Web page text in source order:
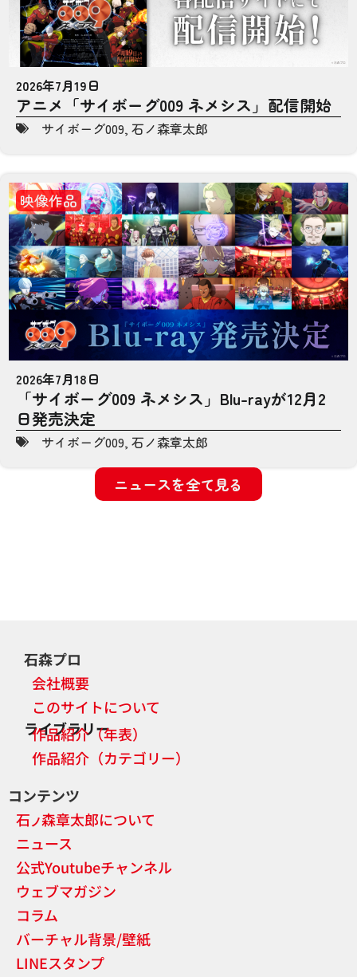
2026年7月19日
アニメ「サイボーグ009 ネメシス」配信開始
サイボーグ009, 石ノ森章太郎
映像作品
2026年7月18日
「サイボーグ009 ネメシス」Blu-rayが12月2
日発売決定
サイボーグ009, 石ノ森章太郎
ニュースを全て見る
石森プロ
会社概要
このサイトについて
ライブラリー
作品紹介（年表）
作品紹介（カテゴリー）
コンテンツ
石ノ森章太郎について
ニュース
公式Youtubeチャンネル
ウェブマガジン
コラム
バーチャル背景/壁紙
LINEスタンプ